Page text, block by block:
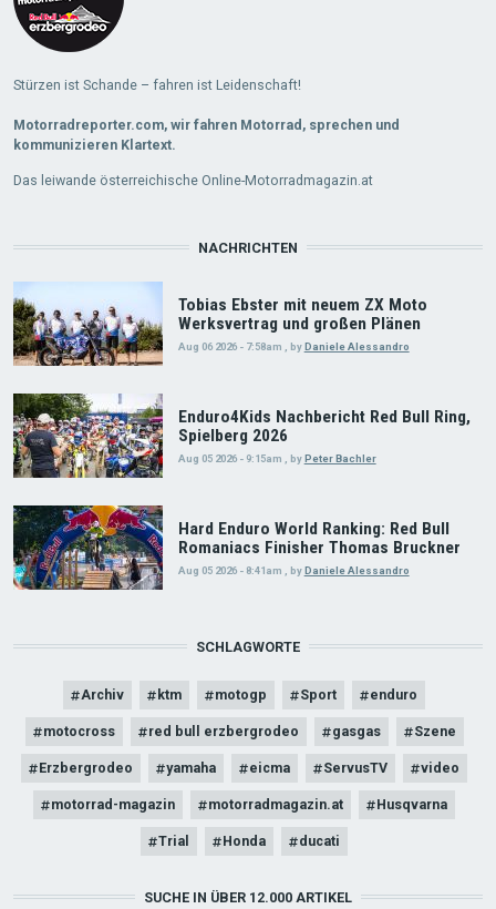
Stürzen ist Schande – fahren ist Leidenschaft!
Motorradreporter.com, wir fahren Motorrad, sprechen und
kommunizieren Klartext.
Das leiwande österreichische Online-Motorradmagazin.at
NACHRICHTEN
Tobias Ebster mit neuem ZX Moto
Werksvertrag und großen Plänen
Aug 06 2026 - 7:58am , byDaniele Alessandro
Enduro4Kids Nachbericht Red Bull Ring,
Spielberg 2026
Aug 05 2026 - 9:15am byPeter Bachler
Hard Enduro World Ranking: Red Bull
Romaniacs Finisher Thomas Bruckner
Aug 05 2026 - 8:41am byDaniele Alessandro
SCHLAGWORTE
Archiv ktm motogp Sport enduro
motocross red bull erzbergrodeo gasgas Szene
Erzbergrodeo yamaha eicma ServusTV video
motorrad-magazin motorradmagazin.at Husqvarna
Trial Honda ducati
SUCHE IN ÜBER 12.000 ARTIKEL